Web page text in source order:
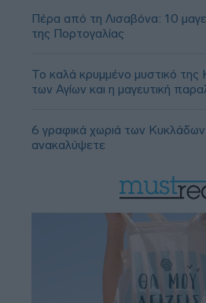
Πέρα από τη Λισαβόνα: 10
της Πορτογαλίας
Το καλά κρυμμένο μυστικό της
των Αγίων και η μαγευτική
6 γραφικά χωριά των Κυκλάδων
ανακαλύψετε